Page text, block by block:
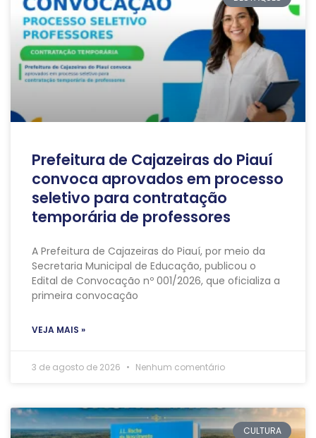
Prefeitura de Cajazeiras do Piauí
convoca aprovados em processo
seletivo para contratação
temporária de professores
A Prefeitura de Cajazeiras do Piauí, por meio da
Secretaria Municipal de Educação, publicou o
Edital de Convocação nº 001/2026, que oficializa a
primeira convocação
VEJA MAIS »
3 de agosto de 2026 Nenhum comentário
CULTURA